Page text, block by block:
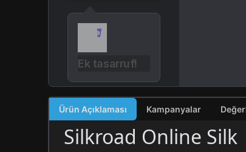
Ek tasarruf!
Ürün Açıklaması Kampanyalar
Silkroad Online Silk